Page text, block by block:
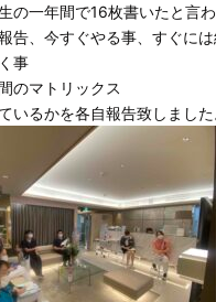
の一年間で16枚書いたと言わ
告、今すぐやる事、すぐに
事
のマトリックス
いるかを各自報告致しました